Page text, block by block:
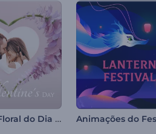
Abertura Floral do Dia dos Namorados